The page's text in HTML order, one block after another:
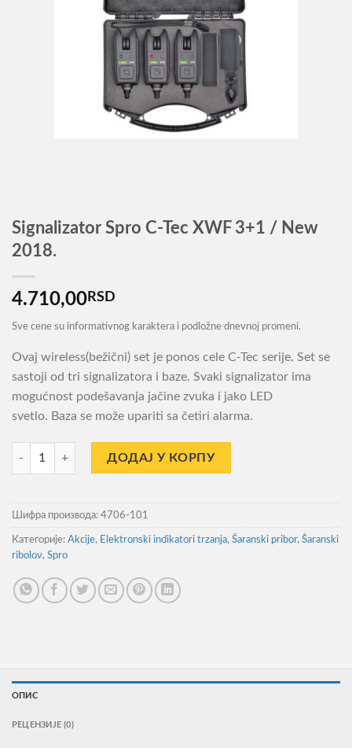
Signalizator Spro C-Tec XWF 3+1 / New
2018.
4.710,00RSD
Sve cene su informativnog karaktera i podložne dnevnoj promeni.
Ovaj wireless(bežični) set je ponos cele C-Tec serije. Set se
sastoji od tri signalizatora i baze. Svaki signalizator ima
mogućnost podešavanja jačine zvuka i jako LED
svetlo. Baza se može upariti sa četiri alarma.
Signalizator Spro C-Tec XWF 3+1 / New 2018. количина
ДОДАЈ У КОРПУ
Шифра производа: 4706-101
Категорије: Akcije, Elektronski indikatori trzanja, Šaranski pribor, Šaranski
ribolov, Spro
ОПИС
РЕЦЕНЗИЈЕ (0)